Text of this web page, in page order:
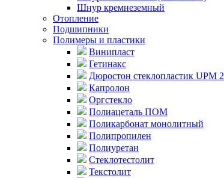
Шнур кремнеземный
Отопление
Подшипники
Полимеры и пластики
Винипласт
Гетинакс
Дюростон стеклопластик UPM
Капролон
Оргстекло
Полиацеталь ПОМ
Поликарбонат монолитный
Полипропилен
Полиуретан
Стеклотестолит
Текстолит